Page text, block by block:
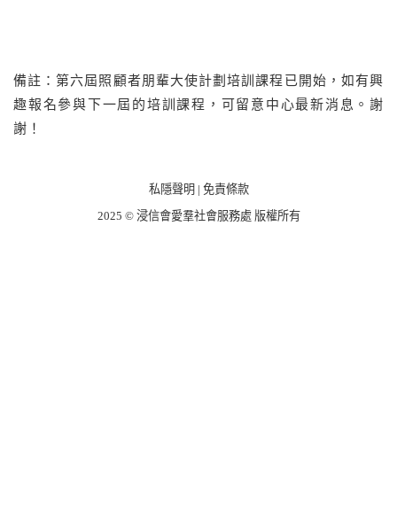
備註：第六屆照顧者朋輩大使計劃培訓課程已開始，如有興
趣報名參與下一屆的培訓課程，可留意中心最新消息。謝
謝！
私隱聲明 | 免責條款
2025 © 浸信會愛羣社會服務處 版權所有